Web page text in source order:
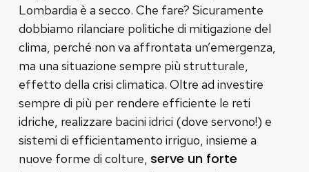
Lombardia è a secco. Che fare? Sicuramente
dobbiamo rilanciare politiche di mitigazione del
clima, perché non va affrontata un’emergenza,
ma una situazione sempre più strutturale,
effetto della crisi climatica. Oltre ad investire
sempre di più per rendere efficiente le reti
idriche, realizzare bacini idrici (dove servono!) e
sistemi di efficientamento irriguo, insieme a
nuove forme di colture, serve un forte